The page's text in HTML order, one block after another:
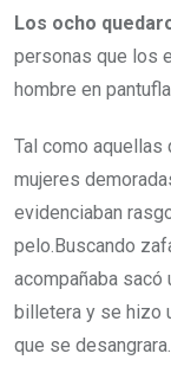
Los ocho
personas que los
hombre en
Tal como aquellas
mujeres
evidenciaban
pelo.Buscando
acompañaba sacó
billetera y se hizo
que se desangrara.